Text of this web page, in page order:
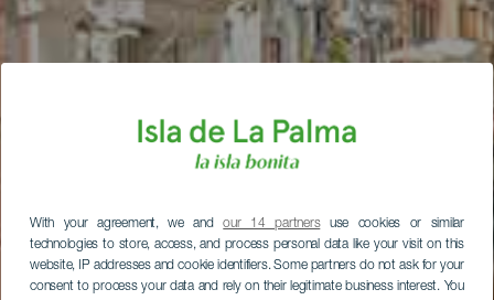
With your agreement, we andour 14 partnersuse cookies or similar
technologies to store, access, and process personal data like your visit on this
website, IP addresses and cookie identifiers. Some partners do not ask for your
consent to process your data and rely on their legitimate business interest. You